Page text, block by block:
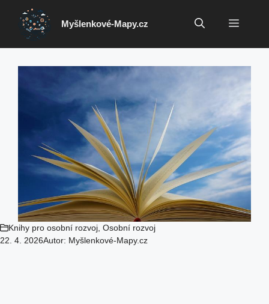
Přeskočit
obsah
Myšlenkové-Mapy.cz Menu
Knihy pro osobní rozvoj Osobní rozvoj
22. 4. 2026Autor: Myšlenkové-Mapy.cz